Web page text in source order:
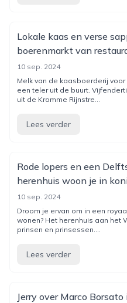
Lokale kaas en verse
boerenmarkt van
10 sep. 2024
Melk van de kaasboerderij
een teler uit de buurt.
uit de Kromme Rijnstre...
Lees verder
Rode lopers en een
herenhuis woon je in
10 sep. 2024
Droom je ervan om in een
wonen? Het herenhuis aan het
prinsen en prinsessen....
Lees verder
Jerry over Marco Borsato